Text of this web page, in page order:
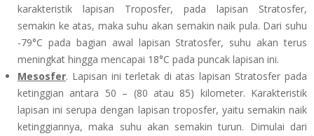
karakteristik lapisan Troposfer, pada lapisan Stratosfer,
semakin ke atas, maka suhu akan semakin naik pula. Dari suhu
-79°C pada bagian awal lapisan Stratosfer, suhu akan terus
meningkat hingga mencapai 18°C pada puncak lapisan ini.
Mesosfer. Lapisan ini terletak di atas lapisan Stratosfer pada
ketinggian antara 50 – (80 atau 85) kilometer. Karakteristik
lapisan ini serupa dengan lapisan troposfer, yaitu semakin naik
ketinggiannya, maka suhu akan semakin turun. Dimulai dari